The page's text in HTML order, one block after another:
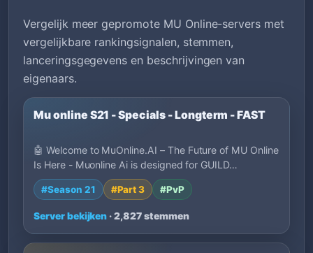
Vergelijk meer gepromote MU Online-servers met
vergelijkbare rankingsignalen, stemmen,
lanceringsgegevens en beschrijvingen van
eigenaars.
Mu online S21 - Specials - Longterm - FAST
🤖 Welcome to MuOnline.AI – The Future of MU Online
Is Here - Muonline Ai is designed for GUILD…
#Season 21 #Part 3 #PvP
Server bekijken · 2,827 stemmen